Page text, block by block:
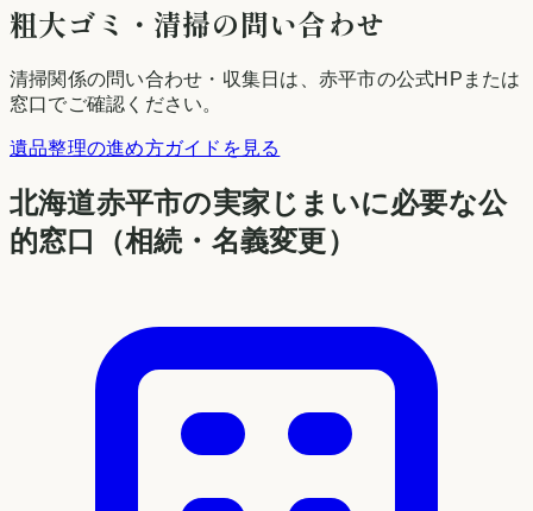
粗大ゴミ・清掃の問い合わせ
清掃関係の問い合わせ・収集日は、 赤平市の公式HPまたは
窓口でご確認ください。
遺品整理の進め方ガイドを見る
北海道赤平市の実家じまいに必要な公
的窓口（相続・名義変更）